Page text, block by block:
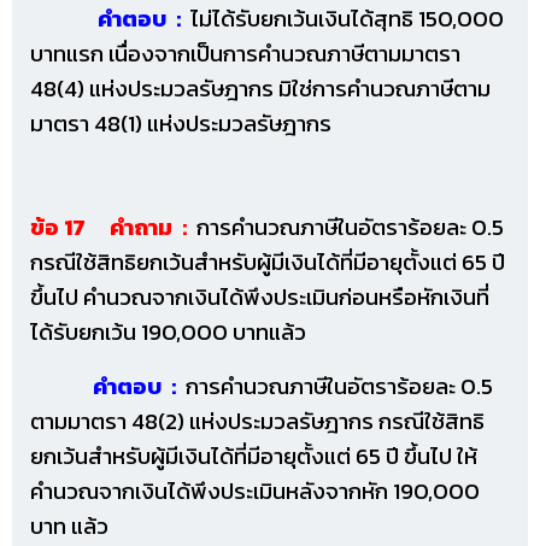
คำตอบ : ไม่ได้รับยกเว้นเงินได้สุทธิ 150,000
บาทแรก เนื่องจากเป็นการคำนวณภาษีตามมาตรา
48(4) แห่งประมวลรัษฎากร มิใช่การคำนวณภาษีตาม
มาตรา 48(1) แห่งประมวลรัษฎากร
ข้อ 17 คำถาม : การคำนวณภาษีในอัตราร้อยละ 0.5
กรณีใช้สิทธิยกเว้นสำหรับผู้มีเงินได้ที่มีอายุตั้งแต่ 65 ปี
ขึ้นไป คำนวณจากเงินได้พึงประเมินก่อนหรือหักเงินที่
ได้รับยกเว้น 190,000 บาทแล้ว
คำตอบ : การคำนวณภาษีในอัตราร้อยละ 0.5
ตามมาตรา 48(2) แห่งประมวลรัษฎากร กรณีใช้สิทธิ
ยกเว้นสำหรับผู้มีเงินได้ที่มีอายุตั้งแต่ 65 ปี ขึ้นไป ให้
คำนวณจากเงินได้พึงประเมินหลังจากหัก 190,000
บาท แล้ว